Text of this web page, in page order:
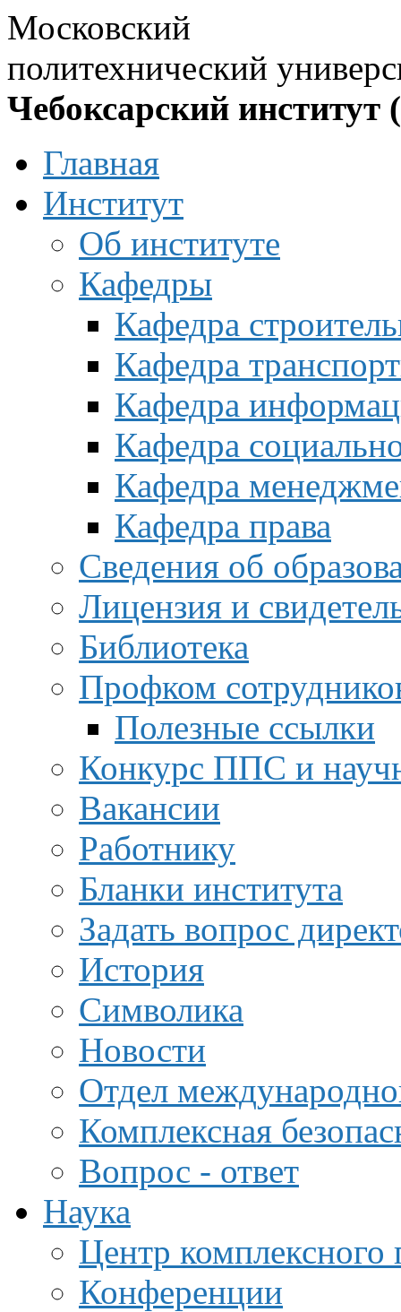
Московский
политехнический
Чебоксарский институт
Главная
Институт
Об институте
Кафедры
Кафедра
Кафедра
Кафедра
Кафедра
Кафедра
Кафедра права
Сведения об
Лицензия и
Библиотека
Профком
Полезные ссылки
Конкурс ППС и
Вакансии
Работнику
Бланки института
Задать вопрос
История
Символика
Новости
Отдел
Комплексная
Вопрос - ответ
Наука
Центр
Конференции